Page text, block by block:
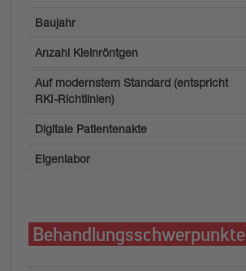
Baujahr
Anzahl Kleinröntgen
Auf modernstem Standard (entspricht
RKI-Richtlinien)
Digitale Patientenakte
Eigenlabor
Behandlungsschwerpunkte